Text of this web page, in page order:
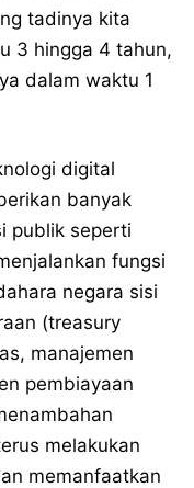
tadinya kita
3 hingga 4 tahun,
dalam waktu 1
digital
banyak
publik seperti
fungsi
negara sisi
(treasury
manajemen
pembiayaan
melakukan
memanfaatkan